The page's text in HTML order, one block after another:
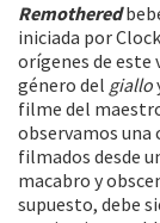
Remothered
iniciada por
orígenes de este
género del giallo
filme del
observamos una
filmados desde
macabro y
supuesto, debe